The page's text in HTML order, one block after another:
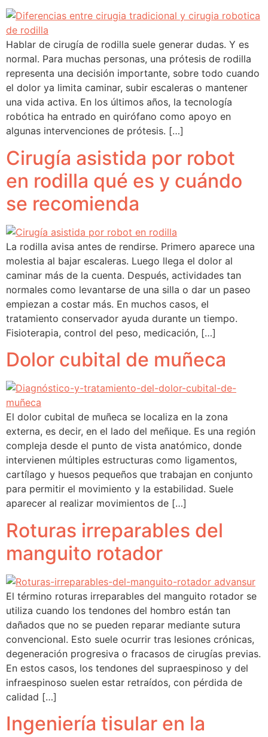
Hablar de cirugía de rodilla suele generar dudas. Y es
normal. Para muchas personas, una prótesis de rodilla
representa una decisión importante, sobre todo cuando
el dolor ya limita caminar, subir escaleras o mantener
una vida activa. En los últimos años, la tecnología
robótica ha entrado en quirófano como apoyo en
algunas intervenciones de prótesis. […]
Cirugía asistida por robot
en rodilla qué es y cuándo
se recomienda
La rodilla avisa antes de rendirse. Primero aparece una
molestia al bajar escaleras. Luego llega el dolor al
caminar más de la cuenta. Después, actividades tan
normales como levantarse de una silla o dar un paseo
empiezan a costar más. En muchos casos, el
tratamiento conservador ayuda durante un tiempo.
Fisioterapia, control del peso, medicación, […]
Dolor cubital de muñeca
El dolor cubital de muñeca se localiza en la zona
externa, es decir, en el lado del meñique. Es una región
compleja desde el punto de vista anatómico, donde
intervienen múltiples estructuras como ligamentos,
cartílago y huesos pequeños que trabajan en conjunto
para permitir el movimiento y la estabilidad. Suele
aparecer al realizar movimientos de […]
Roturas irreparables del
manguito rotador
El término roturas irreparables del manguito rotador se
utiliza cuando los tendones del hombro están tan
dañados que no se pueden reparar mediante sutura
convencional. Esto suele ocurrir tras lesiones crónicas,
degeneración progresiva o fracasos de cirugías previas.
En estos casos, los tendones del supraespinoso y del
infraespinoso suelen estar retraídos, con pérdida de
calidad […]
Ingeniería tisular en la